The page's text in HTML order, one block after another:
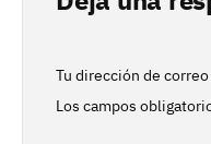
Tu dirección de
Los campos